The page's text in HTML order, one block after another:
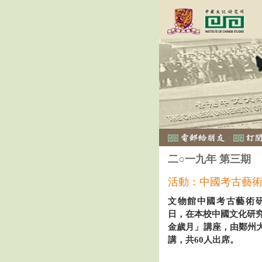
二○一九年 第三期
活動：中國考古藝
文物館中國考古藝術
日，在本校中國文化研
金歲月」講座，由鄭州
講，共60人出席。